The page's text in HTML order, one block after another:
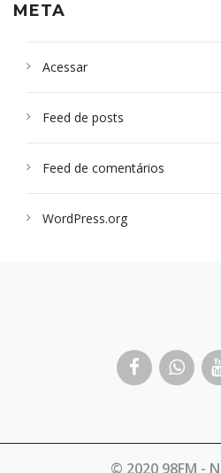
META
Acessar
Feed de posts
Feed de comentários
WordPress.org
© 2020 98FM -